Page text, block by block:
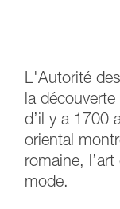
L'Autorité
la
d’il y a 1700
oriental
romaine,
mode.